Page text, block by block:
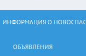
ИНФОРМАЦИЯ О
ОБЪЯВЛЕНИЯ